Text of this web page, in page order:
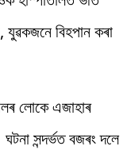
বিহপান কৰা
লোকে এজাহাৰ
সন্দৰ্ভত বজৰং দলে